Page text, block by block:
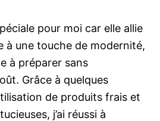
pour moi car elle allie
à une touche de modernité,
à préparer sans
Grâce à quelques
de produits frais et
j’ai réussi à